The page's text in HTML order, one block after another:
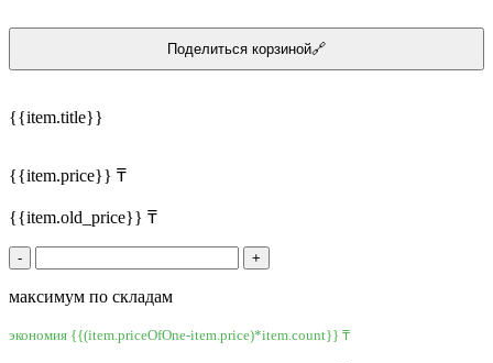
Поделиться корзиной🔗
{{item.title}}
{{item.price}} ₸
{{item.old_price}} ₸
- +
максимум по складам
экономия {{(item.priceOfOne-item.price)*item.count}} ₸